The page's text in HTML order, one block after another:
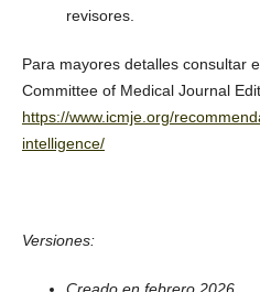
revisores.
Para mayores detalles consultar
Committee of Medical Journal
https://www.icmje.org/
intelligence/
Versiones: